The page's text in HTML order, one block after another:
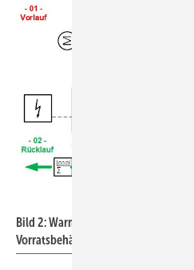
Bild 2: Warmwassererzeugung im
Vorratsbehälter und Heizwendel.